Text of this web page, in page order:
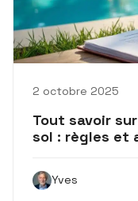
2 octobre 2025
Tout savoir
sol : règles et
Yves